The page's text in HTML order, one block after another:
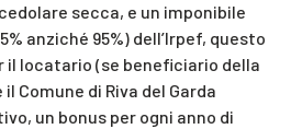
secca, e un imponibile
anziché 95%) dell’Irpef, questo
il locatario (se beneficiario della
Comune di Riva del Garda
un bonus per ogni anno di